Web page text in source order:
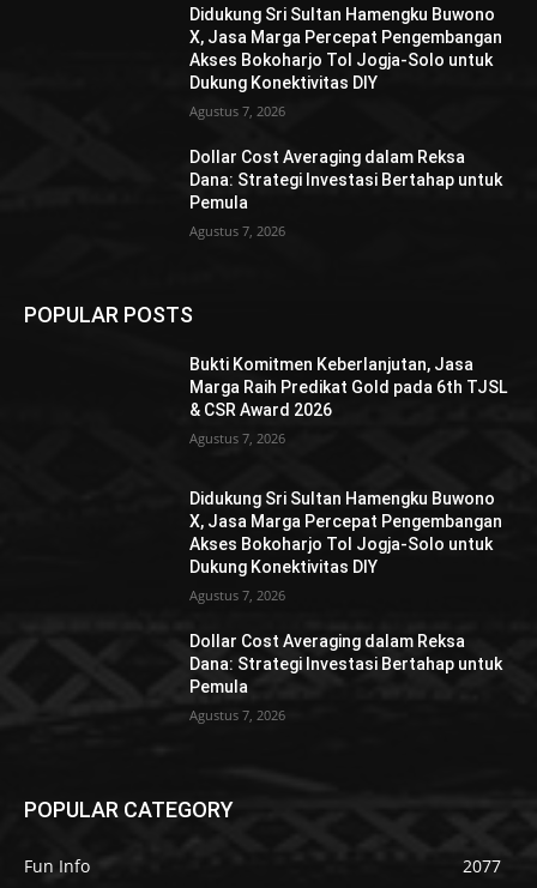
Didukung Sri Sultan Hamengku Buwono
X, Jasa Marga Percepat Pengembangan
Akses Bokoharjo Tol Jogja-Solo untuk
Dukung Konektivitas DIY
Agustus 7, 2026
Dollar Cost Averaging dalam Reksa
Dana: Strategi Investasi Bertahap untuk
Pemula
Agustus 7, 2026
POPULAR POSTS
Bukti Komitmen Keberlanjutan, Jasa
Marga Raih Predikat Gold pada 6th TJSL
& CSR Award 2026
Agustus 7, 2026
Didukung Sri Sultan Hamengku Buwono
X, Jasa Marga Percepat Pengembangan
Akses Bokoharjo Tol Jogja-Solo untuk
Dukung Konektivitas DIY
Agustus 7, 2026
Dollar Cost Averaging dalam Reksa
Dana: Strategi Investasi Bertahap untuk
Pemula
Agustus 7, 2026
POPULAR CATEGORY
Fun Info
2077